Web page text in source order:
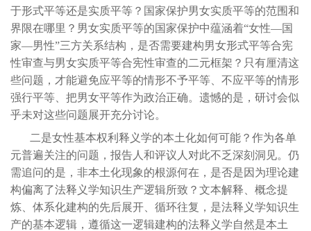
于形式平等还是实质平等？国家保护男女实质平等的范围和
界限在哪里？男女实质平等的国家保护中蕴涵着“女性—国
家—男性”三方关系结构，是否需要建构男女形式平等合宪
性审查与男女实质平等合宪性审查的二元框架？只有厘清这
些问题，才能避免应平等的情形不予平等、不应平等的情形
强行平等、把男女平等作为政治正确。遗憾的是，研讨会似
乎未对这些问题展开充分讨论。
二是女性基本权利释义学的本土化如何可能？作为各单
元普遍关注的问题，报告人和评议人对此不乏深刻洞见。仍
需追问的是，非本土化现象的根源何在，是否是因为理论建
构偏离了法释义学知识生产逻辑所致？文本解释、概念提
炼、体系化建构的先后展开、循环往复，是法释义学知识生
产的基本逻辑，遵循这一逻辑建构的法释义学自然是本土